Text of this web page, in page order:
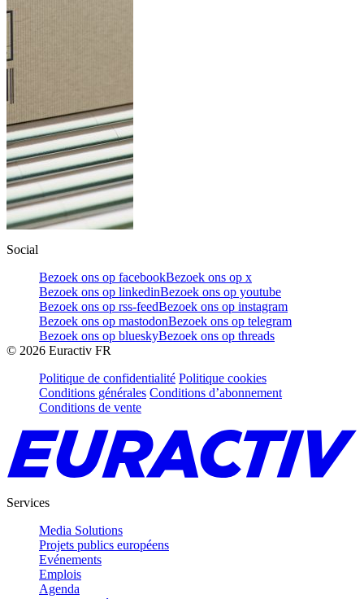
Social
Bezoek ons op facebookBezoek ons op x
Bezoek ons op linkedinBezoek ons op youtube
Bezoek ons op rss-feedBezoek ons op instagram
Bezoek ons op mastodonBezoek ons op telegram
Bezoek ons op blueskyBezoek ons op threads
© 2026 Euractiv FR
Politique de confidentialité Politique cookies
Conditions générales Conditions d’abonnement
Conditions de vente
Services
Media Solutions
Projets publics européens
Evénements
Emplois
Agenda